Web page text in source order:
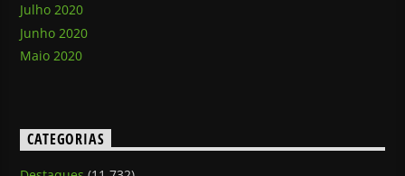
Julho 2020
Junho 2020
Maio 2020
CATEGORIAS